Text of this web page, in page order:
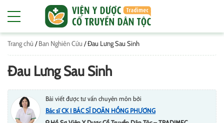
Trang chủ /Ban Nghiên Cứu /Đau Lưng Sau Sinh
Đau Lưng Sau Sinh
Bài viết được tư vấn chuyên môn bởi
Bác sĩ CK I BÁC SĨ DOÃN HỒNG PHƯƠNG